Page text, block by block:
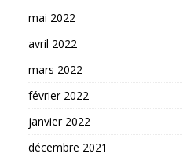
mai 2022
avril 2022
mars 2022
février 2022
janvier 2022
décembre 2021